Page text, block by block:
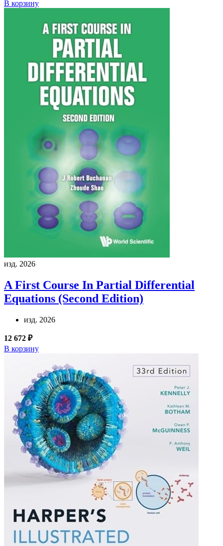
В корзину
изд. 2026
A First Course In Partial Differential
Equations (Second Edition)
изд. 2026
12 672 ₽
В корзину